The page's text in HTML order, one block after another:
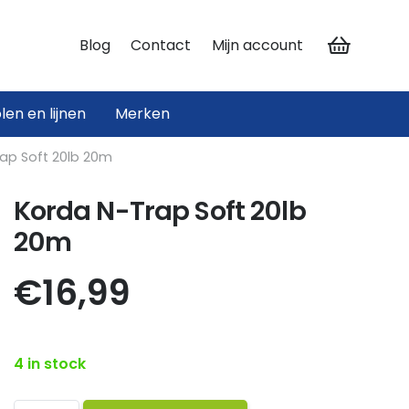
Blog Contact Mijn account
en lijnen Merken
Soft 20lb 20m
Korda N-Trap Soft 20lb
20m
€16,99
4 in stock